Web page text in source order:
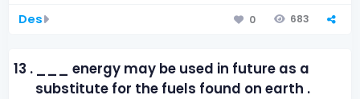
Des 0 683
13 .
___ energy may be used in future as a
substitute for the fuels found on earth .